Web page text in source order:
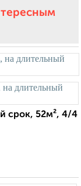
срок, 52м², 4/4